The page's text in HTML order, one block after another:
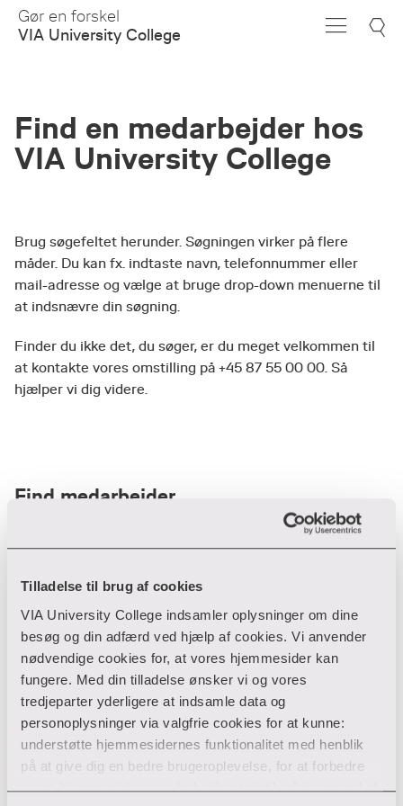
Tilladelse til brug af cookies
VIA University College indsamler oplysninger om dine
besøg og din adfærd ved hjælp af cookies. Vi anvender
nødvendige cookies for, at vores hjemmesider kan
fungere. Med din tilladelse ønsker vi og vores
tredjeparter yderligere at indsamle data og
personoplysninger via valgfrie cookies for at kunne:
understøtte hjemmesidernes funktionalitet med henblik
på at give dig en bedre brugeroplevelse, for at forbedre
vores hjemmesider og udarbejde statistik på baggrund af
Skip
Main
Gør en forskel
VIA University College
Find en medarbejder hos
VIA University College
Brug søgefeltet herunder. Søgningen virker på flere
måder. Du kan fx. indtaste navn, telefonnummer eller
mail-adresse og vælge at bruge drop-down menuerne til
at indsnævre din søgning.
Finder du ikke det, du søger, er du meget velkommen til
at kontakte vores omstilling på +45 87 55 00 00. Så
hjælper vi dig videre.
Find medarbejder
Filter
Ryd filtre
Din søgning gav desværre ikke noget resultat
Giv ikke op endnu!